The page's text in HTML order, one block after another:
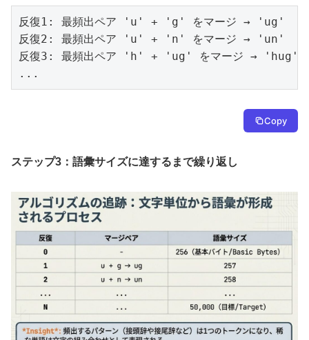
反復1: 最頻出ペア 'u' + 'g' をマージ → 'ug'
反復2: 最頻出ペア 'u' + 'n' をマージ → 'un'
反復3: 最頻出ペア 'h' + 'ug' をマージ → 'hug'
...
Copy
ステップ3：語彙サイズに達するまで繰り返し